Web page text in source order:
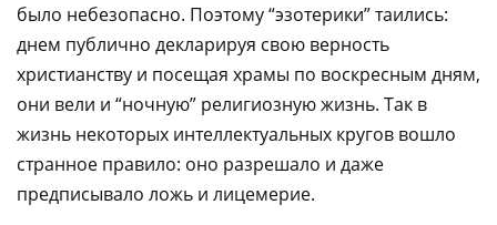
было небезопасно. Поэтому “эзотерики” таились:
днем публично декларируя свою верность
христианству и посещая храмы по воскресным дням,
они вели и “ночную” религиозную жизнь. Так в
жизнь некоторых интеллектуальных кругов вошло
странное правило: оно разрешало и даже
предписывало ложь и лицемерие.